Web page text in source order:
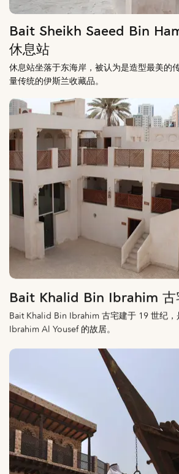
Bait Sheikh Saeed Bin
休息站
休息站坐落于东海岸，被认为是造型最美的
量传统的伊斯兰收藏品。
Bait Khalid Bin Ibrahim 古
Bait Khalid Bin Ibrahim 古宅建于 19 世纪
Ibrahim Al Yousef 的故居。